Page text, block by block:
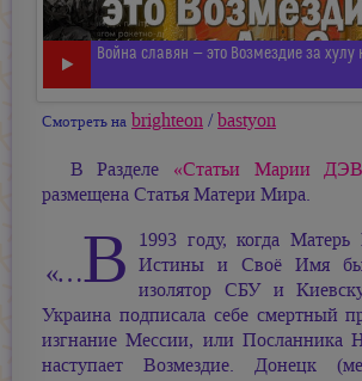
Война славян — это Возмездие за хулу
Смотреть на brighteon /bastyon
В Разделе «Статьи Марии
размещена Статья Матери Мира.
«…В 1993 году, когда
Истины и Своё Имя
изолятор СБУ и
Украина подписала себе смертный
изгнание Мессии, или Посланника
наступает Возмездие. Донецк